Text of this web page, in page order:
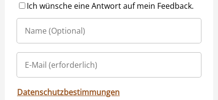
Ich wünsche eine Antwort auf mein Feedback.
Datenschutzbestimmungen